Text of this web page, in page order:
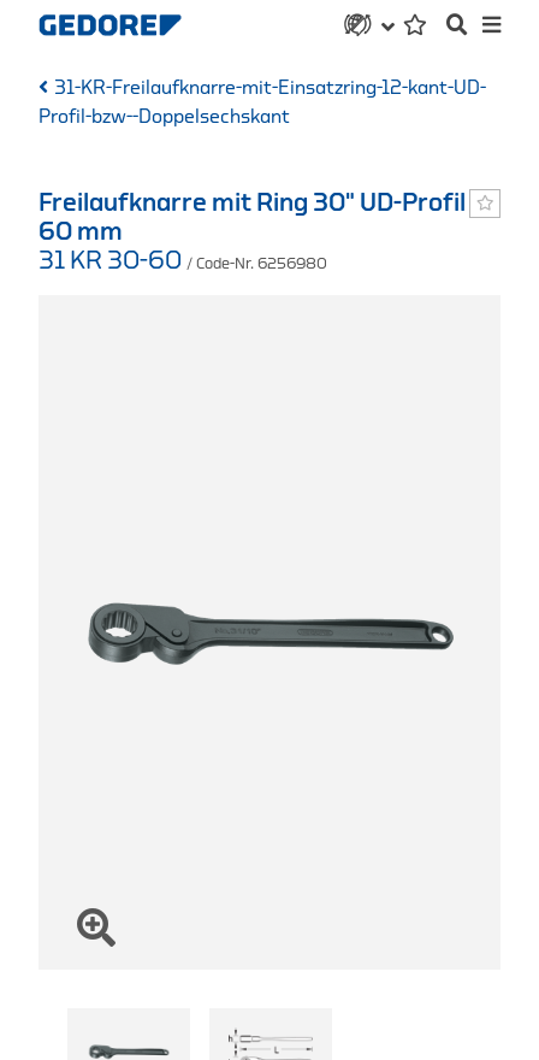
31-KR-Freilaufknarre-mit-Einsatzring-12-kant-UD-
Profil-bzw--Doppelsechskant
Freilaufknarre mit Ring 30" UD-Profil
60 mm
31 KR 30-60 / Code-Nr. 6256980